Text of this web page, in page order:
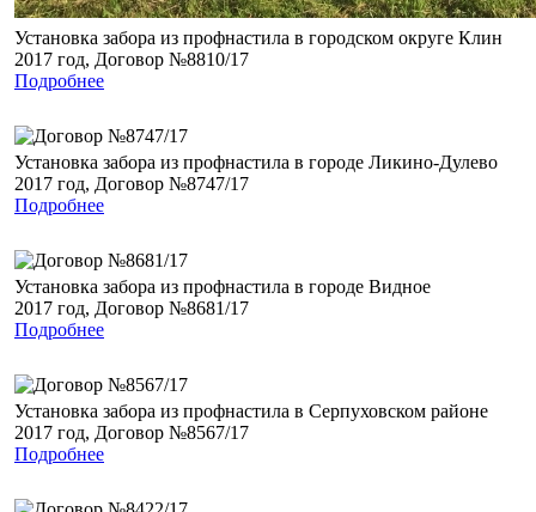
Установка забора из профнастила в городском округе Клин
2017 год, Договор №8810/17
Подробнее
Установка забора из профнастила в городе Ликино-Дулево
2017 год, Договор №8747/17
Подробнее
Установка забора из профнастила в городе Видное
2017 год, Договор №8681/17
Подробнее
Установка забора из профнастила в Серпуховском районе
2017 год, Договор №8567/17
Подробнее